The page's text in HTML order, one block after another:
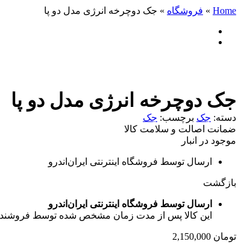
Home
» فروشگاه » جک دوچرخه انرژی مدل دو پا
جک دوچرخه انرژی مدل دو پا
دسته: جک برچسب: جک
ضمانت اصالت و سلامت کالا
موجود در انبار
ارسال توسط فروشگاه اینترنتی ایران‌اندرو
بازگشت
ارسال توسط فروشگاه اینترنتی ایران‌اندرو
این کالا پس از مدت زمان مشخص شده توسط فروشنده در
تومان